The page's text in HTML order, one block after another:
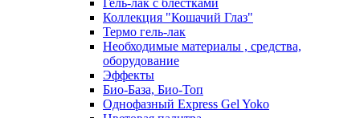
Гель-лак с блестками
Коллекция "Кошачий Глаз"
Термо гель-лак
Необходимые материалы , средства,
оборудование
Эффекты
Био-База, Био-Топ
Однофазный Express Gel Yoko